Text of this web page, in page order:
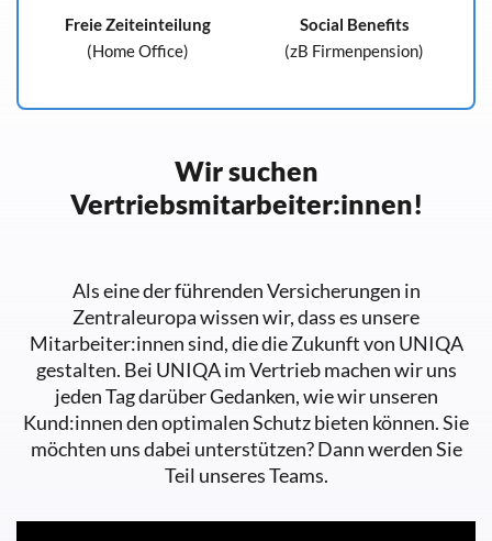
Freie Zeiteinteilung
(Home Office)
Social Benefits
(zB Firmenpension)
Wir suchen
Vertriebsmitarbeiter:innen!
Als eine der führenden Versicherungen in
Zentraleuropa wissen wir, dass es unsere
Mitarbeiter:innen sind, die die Zukunft von UNIQA
gestalten. Bei UNIQA im Vertrieb machen wir uns
jeden Tag darüber Gedanken, wie wir unseren
Kund:innen den optimalen Schutz bieten können. Sie
möchten uns dabei unterstützen? Dann werden Sie
Teil unseres Teams.